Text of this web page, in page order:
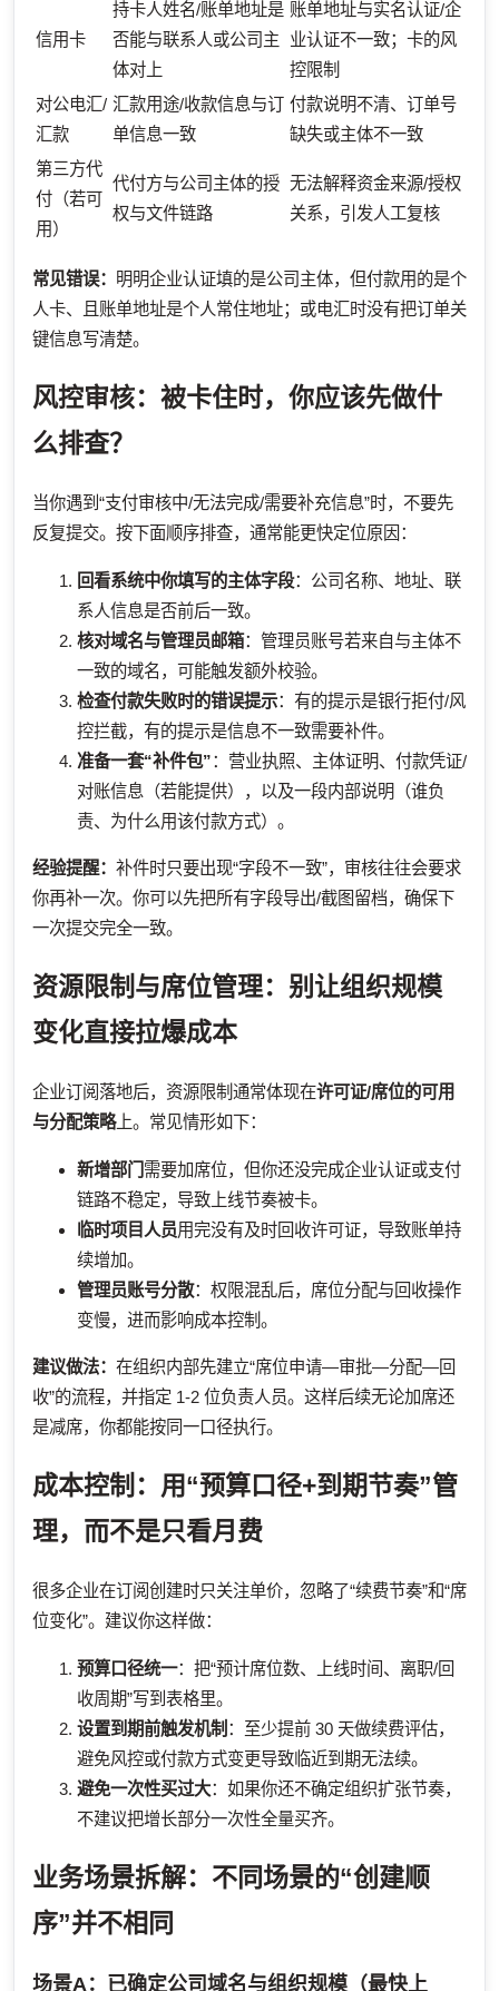
信用卡
持卡人姓名/账单地址是
否能与联系人或公司主
体对上
账单地址与实名认证/企
业认证不一致；卡的风
控限制
对公电汇/
汇款
汇款用途/收款信息与订
单信息一致
付款说明不清、订单号
缺失或主体不一致
第三方代
付（若可
用）
代付方与公司主体的授
权与文件链路
无法解释资金来源/授权
关系，引发人工复核
常见错误： 明明企业认证填的是公司主体，但付款用的是个
人卡、且账单地址是个人常住地址；或电汇时没有把订单关
键信息写清楚。
风控审核：被卡住时，你应该先做什
么排查？
当你遇到“支付审核中/无法完成/需要补充信息”时，不要先
反复提交。按下面顺序排查，通常能更快定位原因：
回看系统中你填写的主体字段：公司名称、地址、联
系人信息是否前后一致。
核对域名与管理员邮箱：管理员账号若来自与主体不
一致的域名，可能触发额外校验。
检查付款失败时的错误提示：有的提示是银行拒付/风
控拦截，有的提示是信息不一致需要补件。
准备一套“补件包”：营业执照、主体证明、付款凭证/
对账信息（若能提供），以及一段内部说明（谁负
责、为什么用该付款方式）。
经验提醒： 补件时只要出现“字段不一致”，审核往往会要求
你再补一次。你可以先把所有字段导出/截图留档，确保下
一次提交完全一致。
资源限制与席位管理：别让组织规模
变化直接拉爆成本
企业订阅落地后，资源限制通常体现在许可证/席位的可用
与分配策略上。常见情形如下：
新增部门 需要加席位，但你还没完成企业认证或支付
链路不稳定，导致上线节奏被卡。
临时项目人员用完没有及时回收许可证，导致账单持
续增加。
管理员账号分散：权限混乱后，席位分配与回收操作
变慢，进而影响成本控制。
建议做法： 在组织内部先建立“席位申请—审批—分配—回
收”的流程，并指定 1-2 位负责人员。这样后续无论加席还
是减席，你都能按同一口径执行。
成本控制：用“预算口径+到期节奏”管
理，而不是只看月费
很多企业在订阅创建时只关注单价，忽略了“续费节奏”和“席
位变化”。建议你这样做：
预算口径统一：把“预计席位数、上线时间、离职/回
收周期”写到表格里。
设置到期前触发机制 ：至少提前 30 天做续费评估，
避免风控或付款方式变更导致临近到期无法续。
避免一次性买过大：如果你还不确定组织扩张节奏，
不建议把增长部分一次性全量买齐。
业务场景拆解：不同场景的“创建顺
序”并不相同
场景A：已确定公司域名与组织规模（最快上